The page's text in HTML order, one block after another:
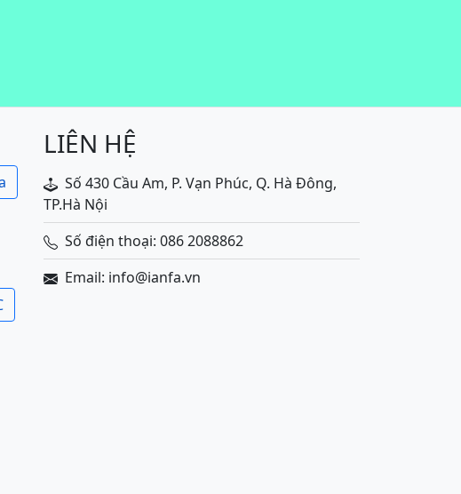
LIÊN HỆ
Số 430 Cầu Am, P. Vạn Phúc, Q. Hà Đông,
TP.Hà Nội
Số điện thoại: 086 2088862
Email: info@ianfa.vn